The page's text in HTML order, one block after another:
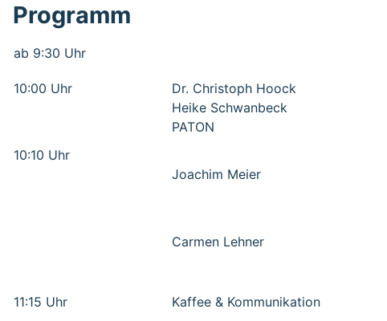
Programm
ab 9:30 Uhr
10:00 Uhr
Dr. Christoph Hoock
Heike Schwanbeck
PATON
10:10 Uhr
Joachim Meier
Carmen Lehner
11:15 Uhr
Kaffee & Kommunikation